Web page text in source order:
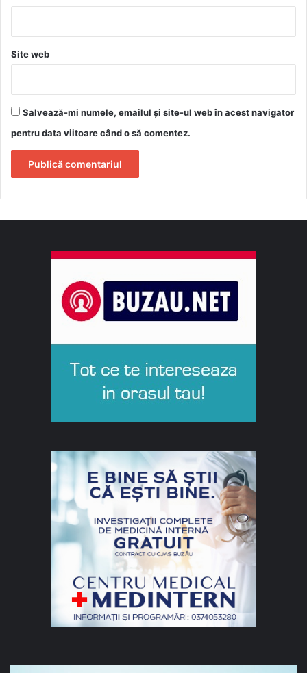
Site web
Salvează-mi numele, emailul și site-ul web în acest navigator
pentru data viitoare când o să comentez.